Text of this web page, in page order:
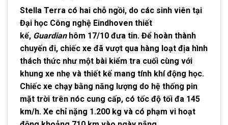
Stella Terra có hai chỗ ngồi, do các sinh viên tại
Đại học Công nghệ Eindhoven thiết
kế, Guardianhôm 17/10 đưa tin. Để hoàn thành
chuyến đi, chiếc xe đã vượt qua hàng loạt địa hình
thách thức như một bài kiểm tra cuối cùng với
khung xe nhẹ và thiết kế mang tính khí động học.
Chiếc xe chạy bằng năng lượng do hệ thống pin
mặt trời trên nóc cung cấp, có tốc độ tối đa 145
km/h. Xe chỉ nặng 1.200 kg và có phạm vi hoạt